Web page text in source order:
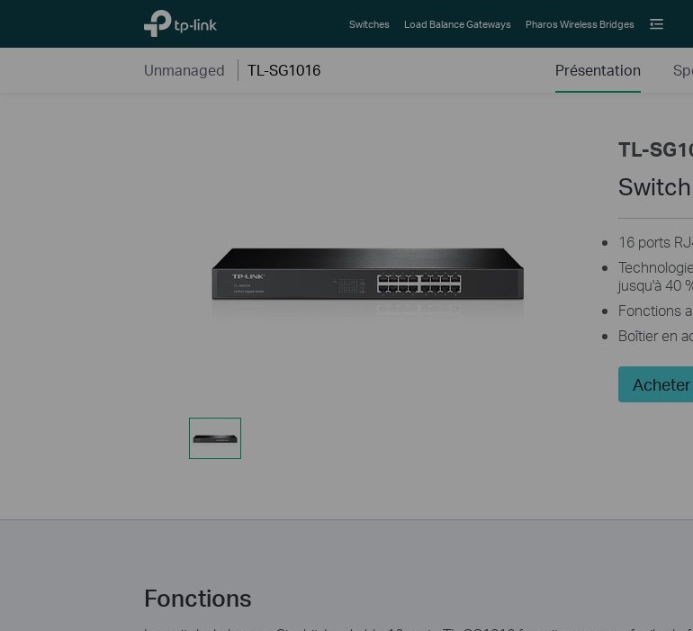
TP-Link, Reliably Smart Switches Load Balance Gateways Pharos Wireless Bridges
Unmanaged TL-SG1016 Présentation
TL-
16 ports
jusqu'à 40
Fonctions
Boîtier en
Fonctions